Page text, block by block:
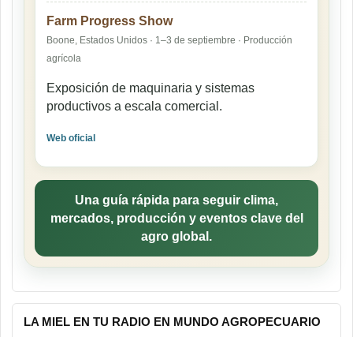
Farm Progress Show
Boone, Estados Unidos · 1–3 de septiembre · Producción
agrícola
Exposición de maquinaria y sistemas
productivos a escala comercial.
Web oficial
Una guía rápida para seguir clima,
mercados, producción y eventos clave del
agro global.
LA MIEL EN TU RADIO EN MUNDO AGROPECUARIO